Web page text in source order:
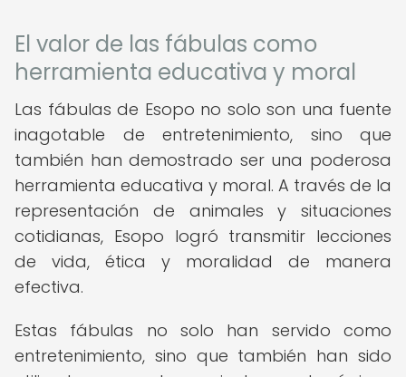
El valor de las fábulas como
herramienta educativa y moral
Las fábulas de Esopo no solo son una fuente
inagotable de entretenimiento, sino que
también han demostrado ser una poderosa
herramienta educativa y moral. A través de la
representación de animales y situaciones
cotidianas, Esopo logró transmitir lecciones
de vida, ética y moralidad de manera
efectiva.
Estas fábulas no solo han servido como
entretenimiento, sino que también han sido